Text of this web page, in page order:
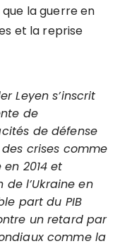
la guerre en
et la reprise
Leyen s’inscrit
de
de défense
crises comme
2014 et
de l’Ukraine en
part du PIB
un retard par
comme la